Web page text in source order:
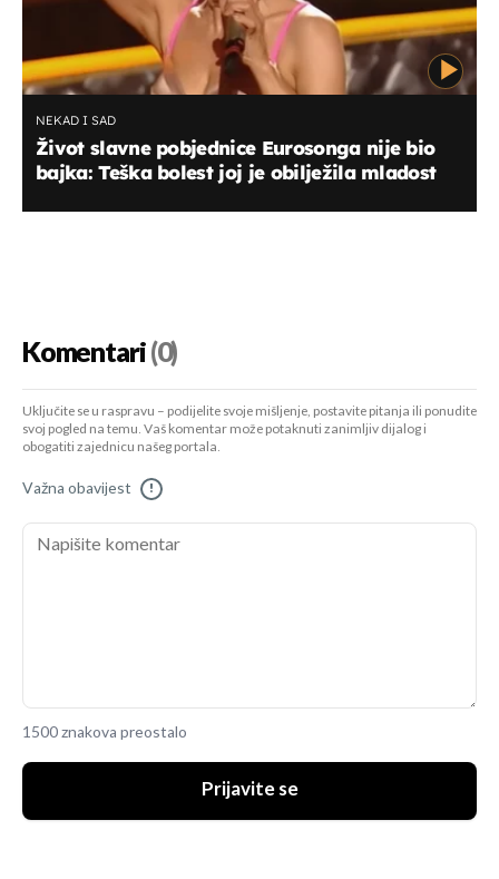
NEKAD I SAD
Život slavne pobjednice Eurosonga nije bio
bajka: Teška bolest joj je obilježila mladost
Komentari(0)
Uključite se u raspravu – podijelite svoje mišljenje, postavite pitanja ili ponudite
svoj pogled na temu. Vaš komentar može potaknuti zanimljiv dijalog i
obogatiti zajednicu našeg portala.
Važna obavijest !
1500 znakova preostalo
Prijavite se